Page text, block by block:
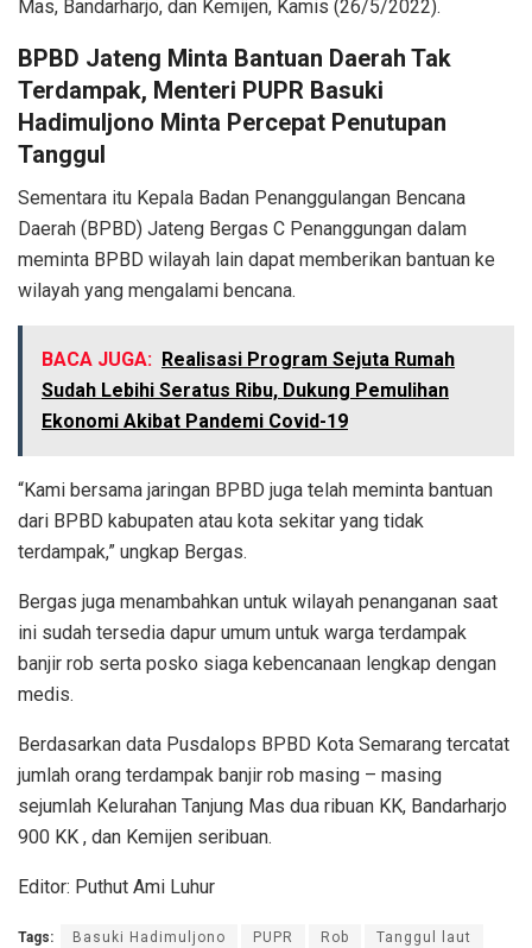
Mas, Bandarharjo, dan Kemijen, Kamis (26/5/2022).
BPBD Jateng Minta Bantuan Daerah Tak
Terdampak, Menteri PUPR Basuki
Hadimuljono Minta Percepat Penutupan
Tanggul
Sementara itu Kepala Badan Penanggulangan Bencana
Daerah (BPBD) Jateng Bergas C Penanggungan dalam
meminta BPBD wilayah lain dapat memberikan bantuan ke
wilayah yang mengalami bencana.
BACA JUGA: Realisasi Program Sejuta Rumah
Sudah Lebihi Seratus Ribu, Dukung Pemulihan
Ekonomi Akibat Pandemi Covid-19
“Kami bersama jaringan BPBD juga telah meminta bantuan
dari BPBD kabupaten atau kota sekitar yang tidak
terdampak,” ungkap Bergas.
Bergas juga menambahkan untuk wilayah penanganan saat
ini sudah tersedia dapur umum untuk warga terdampak
banjir rob serta posko siaga kebencanaan lengkap dengan
medis.
Berdasarkan data Pusdalops BPBD Kota Semarang tercatat
jumlah orang terdampak banjir rob masing – masing
sejumlah Kelurahan Tanjung Mas dua ribuan KK, Bandarharjo
900 KK , dan Kemijen seribuan.
Editor: Puthut Ami Luhur
Tags: Basuki Hadimuljono PUPR Rob Tanggul laut